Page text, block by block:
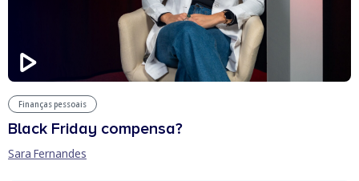
Finanças pessoais
Black Friday compensa?
Sara Fernandes